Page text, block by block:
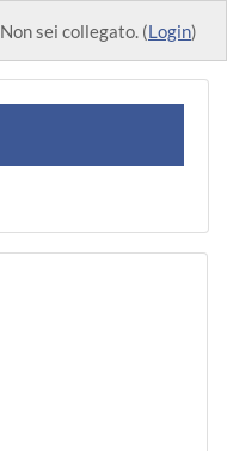
Non sei collegato. (Login)